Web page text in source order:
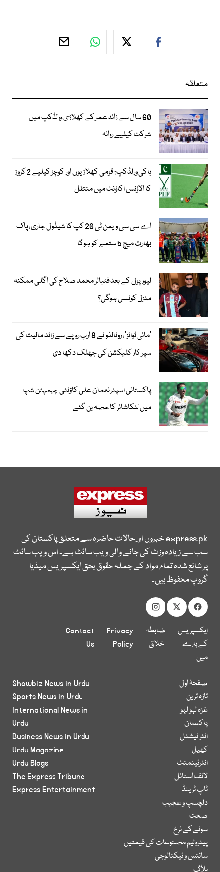
متعلقہ
60 سال سے زائد عمر کے کھلاڑی ورلڈکپ میں
شرکت کیلیے روانہ
ہاکی ورلڈکپ: قومی کھلاڑیوں اور کوچز کیلیے 2 کروڑ
کا الاؤنس اکاؤنٹ میں منتقل
اے سی سی ویمن ٹی 20 کپ کا شیڈول جاری، پاک
بھارت میچ 5 ستمبر کو ہوگا
لیور پول کے بعد فٹبالر محمد صلاح کی اگلی ممکنہ
منزل کونسی ہوگی؟
’مائی ٹوائز‘، رونالڈو نے 8 ارب روپے سے زائد مالیت کی
سپر کار کلیکشن کی جھلک دکھا دی
پاکستانی اسپنر نعمان علی کاؤنٹی چیمپئن شپ
میں لنکاشائر کا حصہ بن گئے
express.pkخبروں اور حالات حاضرہ سے متعلق پاکستان کی
سب سے زیادہ وزٹ کی جانے والی ویب سائٹ ہے۔ اس ویب سائٹ
پر شائع شدہ تمام مواد کے جملہ حقوق بحق ایکسپریس میڈیا
گروپ محفوظ ہیں۔
ایکسپریس
کے بارے
میں
ضابطہ
اخلاق
Privacy
Policy
Contact
Us
صفحۂ اول
تازہ ترین
غزہ لہو لہو
پاکستان
انٹر نیشنل
کھیل
انٹرٹینمنٹ
لائف اسٹائل
ٹاپ ٹرینڈ
دلچسپ و عجیب
صحت
سونے کے نرخ
پیٹرولیم مصنوعات کی قیمتیں
سائنس و ٹیکنالوجی
بلاگ
Showbiz News in Urdu
Sports News in Urdu
International News in
Urdu
Business News in Urdu
Urdu Magazine
Urdu Blogs
The Express Tribune
Express Entertainment